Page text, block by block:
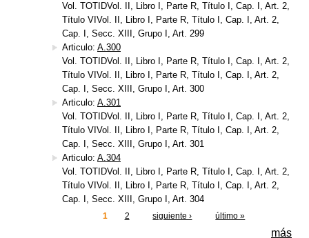
Vol. TOTIDVol. II, Libro I, Parte R, Título I, Cap. I, Art. 2,
Título VIVol. II, Libro I, Parte R, Título I, Cap. I, Art. 2,
Cap. I, Secc. XIII, Grupo I, Art. 299
Articulo: A.300
Vol. TOTIDVol. II, Libro I, Parte R, Título I, Cap. I, Art. 2,
Título VIVol. II, Libro I, Parte R, Título I, Cap. I, Art. 2,
Cap. I, Secc. XIII, Grupo I, Art. 300
Articulo: A.301
Vol. TOTIDVol. II, Libro I, Parte R, Título I, Cap. I, Art. 2,
Título VIVol. II, Libro I, Parte R, Título I, Cap. I, Art. 2,
Cap. I, Secc. XIII, Grupo I, Art. 301
Articulo: A.304
Vol. TOTIDVol. II, Libro I, Parte R, Título I, Cap. I, Art. 2,
Título VIVol. II, Libro I, Parte R, Título I, Cap. I, Art. 2,
Cap. I, Secc. XIII, Grupo I, Art. 304
1 2 siguiente › último »
más